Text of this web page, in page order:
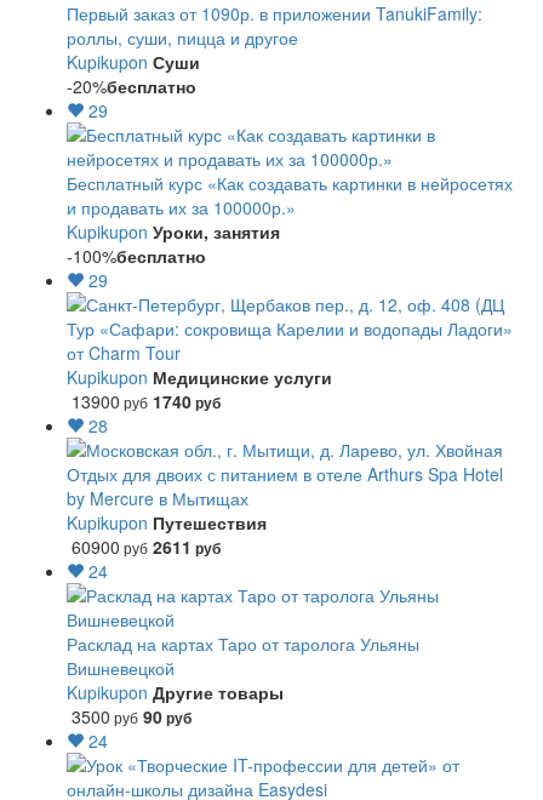
Первый заказ от 1090р. в приложении TanukiFamily:
роллы, суши, пицца и другое
Kupikupon Суши
-20%бесплатно
29
Бесплатный курс «Как создавать картинки в нейросетях
и продавать их за 100000р.»
Kupikupon Уроки, занятия
-100%бесплатно
29
Тур «Сафари: сокровища Карелии и водопады Ладоги»
от Charm Tour
Kupikupon Медицинские услуги
13900 руб 1740руб
28
Отдых для двоих с питанием в отеле Arthurs Spa Hotel
by Mercure в Мытищах
Kupikupon Путешествия
60900 руб 2611 руб
24
Расклад на картах Таро от таролога Ульяны
Вишневецкой
Kupikupon Другие товары
3500 руб 90руб
24